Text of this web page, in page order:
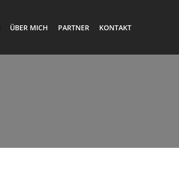
ÜBER MICH PARTNER KONTAKT